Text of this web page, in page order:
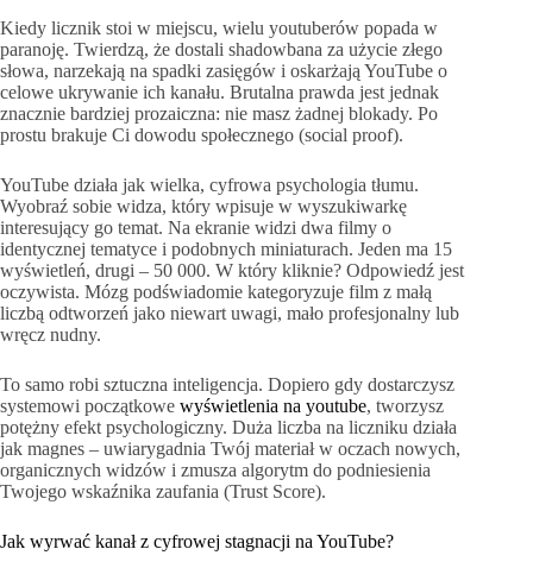
Kiedy licznik stoi w miejscu, wielu youtuberów popada w
paranoję. Twierdzą, że dostali shadowbana za użycie złego
słowa, narzekają na spadki zasięgów i oskarżają YouTube o
celowe ukrywanie ich kanału. Brutalna prawda jest jednak
znacznie bardziej prozaiczna: nie masz żadnej blokady. Po
prostu brakuje Ci dowodu społecznego (social proof).
YouTube działa jak wielka, cyfrowa psychologia tłumu.
Wyobraź sobie widza, który wpisuje w wyszukiwarkę
interesujący go temat. Na ekranie widzi dwa filmy o
identycznej tematyce i podobnych miniaturach. Jeden ma 15
wyświetleń, drugi – 50 000. W który kliknie? Odpowiedź jest
oczywista. Mózg podświadomie kategoryzuje film z małą
liczbą odtworzeń jako niewart uwagi, mało profesjonalny lub
wręcz nudny.
To samo robi sztuczna inteligencja. Dopiero gdy dostarczysz
systemowi początkowe wyświetlenia na youtube, tworzysz
potężny efekt psychologiczny. Duża liczba na liczniku działa
jak magnes – uwiarygadnia Twój materiał w oczach nowych,
organicznych widzów i zmusza algorytm do podniesienia
Twojego wskaźnika zaufania (Trust Score).
Jak wyrwać kanał z cyfrowej stagnacji na YouTube?